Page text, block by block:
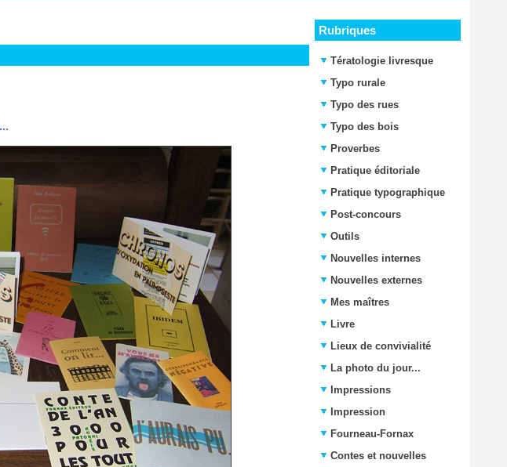
Rubriques
Tératologie livresque
Typo rurale
Typo des rues
Typo des bois
Proverbes
Pratique éditoriale
Pratique typographique
Post-concours
Outils
Nouvelles internes
Nouvelles externes
Mes maîtres
Livre
Lieux de convivialité
La photo du jour...
Impressions
Impression
Fourneau-Fornax
Contes et nouvelles